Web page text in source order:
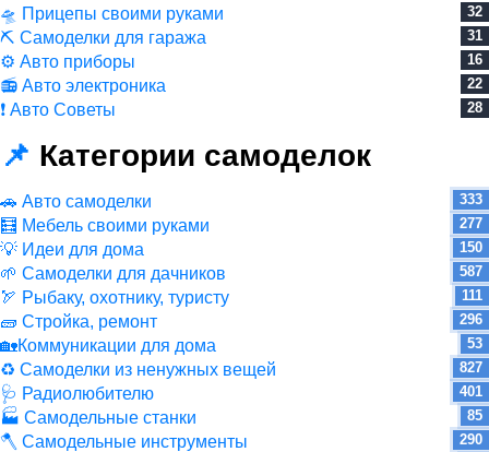
🛸 Прицепы своими руками 32
⛏ Самоделки для гаража 31
⚙ Авто приборы 16
📻 Авто электроника 22
❗ Авто Советы 28
📌 Категории самоделок
🚗 Авто самоделки 333
🧮 Мебель своими руками 277
💡 Идеи для дома 150
🌱 Самоделки для дачников 587
🏹 Рыбаку, охотнику, туристу 111
🧱 Стройка, ремонт 296
🏡Коммуникации для дома 53
♻ Самоделки из ненужных вещей 827
🩺 Радиолюбителю 401
🏭 Самодельные станки 85
🪓 Самодельные инструменты 290